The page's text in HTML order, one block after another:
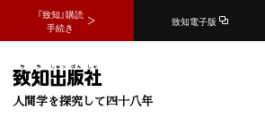
『致知』購読
手続き
致知電子版
人間学を探究して四十八年